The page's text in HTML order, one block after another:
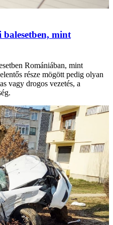
mint
Romániában, mint
része mögött pedig olyan
vagy drogos vezetés, a